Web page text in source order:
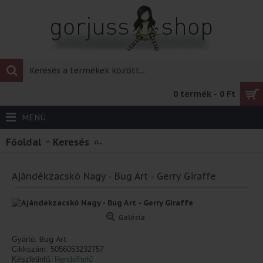
0 termék - 0 Ft
MENÜ
Főoldal Keresés Ajándékzacskó Nagy - Bug Art -
Ajándékzacskó Nagy - Bug Art - Gerry Giraffe
Galéria
Gyártó: Bug Art
Cikkszám: 5056053232757
Készletinfó: Rendelhető